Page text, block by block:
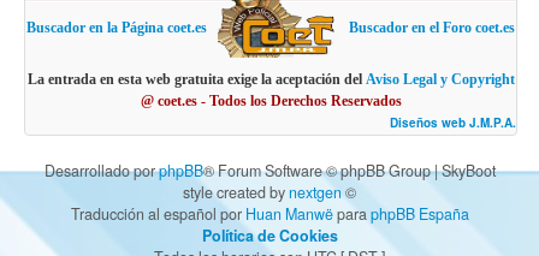
Buscador en la Página coet.es Buscador en el Foro coet.es
La entrada en esta web gratuita exige la aceptación del Aviso Legal y Copyright
@ coet.es - Todos los Derechos Reservados
Diseños web J.M.P.A.
Desarrollado porphpBB® Forum Software © phpBB Group | SkyBoot
style created bynextgen ©
Traducción al español por Huan ManwëparaphpBB España
Política de Cookies